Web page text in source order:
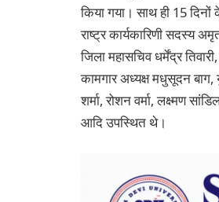
किया गया। साथ ही 15
राष्ट्र कार्यकारिणी सदस्य
जिला महासचिव धर्मेंद्र
कामगार अध्यक्ष मधुसूदन बाग,
शर्मा, रोशन वर्मा, लक्ष्मण
आदि उपस्थित थे।